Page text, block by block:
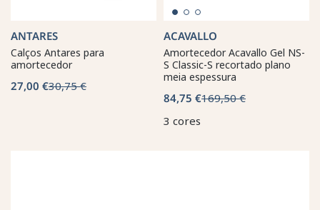
ANTARES
Calços Antares para
amortecedor
27,00 €30,75 €
ACAVALLO
Amortecedor Acavallo Gel NS-
S Classic-S recortado plano
meia espessura
84,75 €169,50 €
3 cores